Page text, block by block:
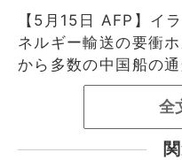
【5月15日 AFP】イ
ネルギー輸送の要衝
から多数の中国船の
全